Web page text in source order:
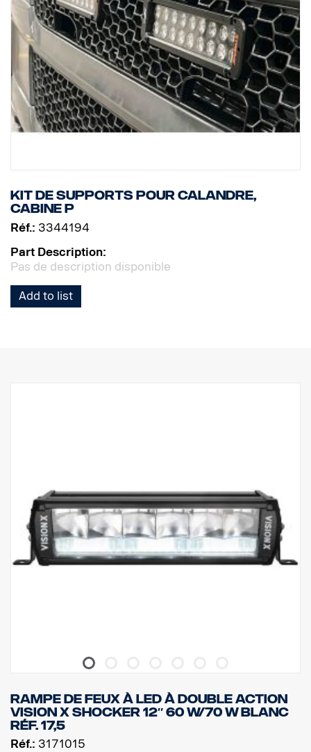
Kit de supports pour calandre,
cabine P
Réf.: 3344194
Part Description:
Pas de description disponible
Add to list
RAMPE DE FEUX À LED À DOUBLE ACTION
VISION X SHOCKER 12″ 60 W/70 W BLANC
Réf. 17,5
Réf.: 3171015